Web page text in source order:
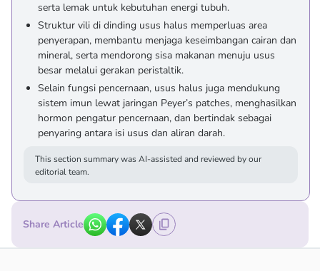
serta lemak untuk kebutuhan energi tubuh.
Struktur vili di dinding usus halus memperluas area
penyerapan, membantu menjaga keseimbangan cairan dan
mineral, serta mendorong sisa makanan menuju usus
besar melalui gerakan peristaltik.
Selain fungsi pencernaan, usus halus juga mendukung
sistem imun lewat jaringan Peyer’s patches, menghasilkan
hormon pengatur pencernaan, dan bertindak sebagai
penyaring antara isi usus dan aliran darah.
This section summary was AI-assisted and reviewed by our
editorial team.
Share Article